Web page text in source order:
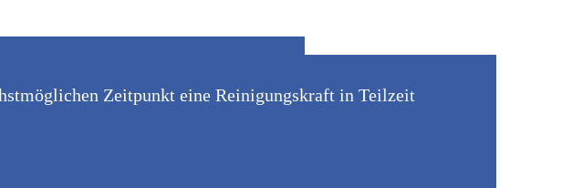
Zeitpunkt eine Reinigungskraft in Teilzeit